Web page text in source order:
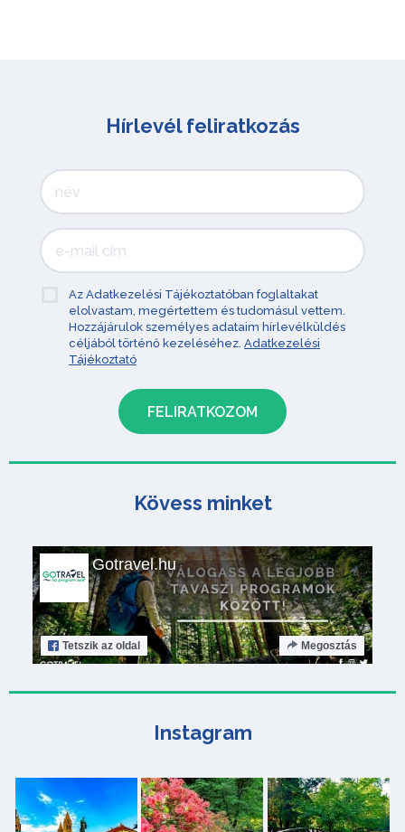
Hírlevél feliratkozás
Az Adatkezelési Tájékoztatóban foglaltakat
elolvastam, megértettem és tudomásul vettem.
Hozzájárulok személyes adataim hírlevélküldés
céljából történő kezeléséhez. Adatkezelési
Tájékoztató
Kövess minket
Gotravel.hu
Tetszik az oldal Megosztás
Instagram